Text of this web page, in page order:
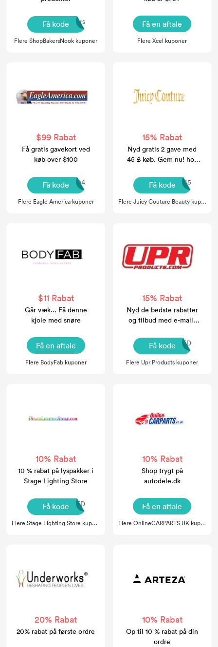
Få kodel Offers
Flere ShopBakersNook kuponer
Få en aftale
Flere Xcel kuponer
$99 Rabat
Få gratis gavekort ved
køb over $100
Få kode
EML170504
Flere Eagle America kuponer
15% Rabat
Nyd gratis 2 gave med
45 £ køb. Gem nu! hos
Få kode
XNDJUQ45
Flere Juicy Couture Beauty kuponer
$11 Rabat
Går væk... Få denne
kjole med snøre
Få en aftale
Flere BodyFab kuponer
15% Rabat
Nyd de bedste rabatter
og tilbud med e-mail-
Få kode
NOCODENEEDED
Flere Upr Products kuponer
10% Rabat
10 % rabat på lyspakker i
Stage Lighting Store
Få kode
NOCODENEEDED
Flere Stage Lighting Store kuponer
10% Rabat
Shop trygt på
autodele.dk
Få en aftale
Flere OnlineCARPARTS UK kuponer
20% Rabat
20% rabat på første ordre
10% Rabat
Op til 10 % rabat på din
ordre